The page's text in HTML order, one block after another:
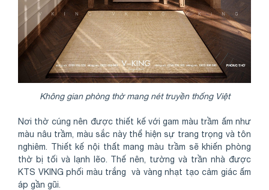
Không gian phòng thờ mang nét truyền thống Việt
Nơi thờ cúng nên được thiết kế với gam màu trầm ấm như
màu nâu trầm, màu sắc này thể hiện sự trang trọng và tôn
nghiêm. Thiết kế nội thất mang màu trầm sẽ khiến phòng
thờ bị tối và lạnh lẽo. Thế nên, tường và trần nhà được
KTS VKING phối màu trắng và vàng nhạt tạo cảm giác ấm
áp gần gũi.